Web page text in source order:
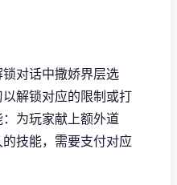
对话中撒娇界层选
解锁对应的限制或打
为玩家献上额外道
技能，需要支付对应